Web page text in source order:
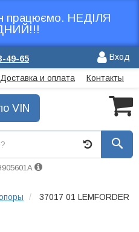
працюємо. НЕДІЛЯ
49-65 Вход
Доставка и оплата Контакты
VIN
37017 01 LEMFORDER